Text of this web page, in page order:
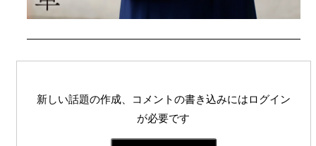
新しい話題の作成、コメントの書き込みにはログイン
が必要です